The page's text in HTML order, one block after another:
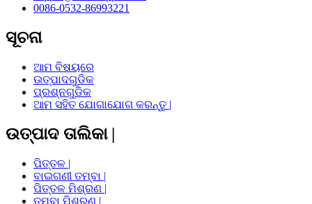
0086-0532-86993221
ସୂଚନା
ଆମ ବିଷୟରେ
ଉତ୍ପାଦଗୁଡିକ
ପ୍ରଶ୍ନଗୁଡିକ
ଆମ ସହିତ ଯୋଗାଯୋଗ କରନ୍ତୁ |
ଉତ୍ପାଦ ତାଲିକା |
ପିତ୍ତଳ |
ବାଇଗଣୀ ତମ୍ବା |
ପିତ୍ତଳ ମିଶ୍ରଣ |
ତମ୍ବା ମିଶ୍ରଣ |